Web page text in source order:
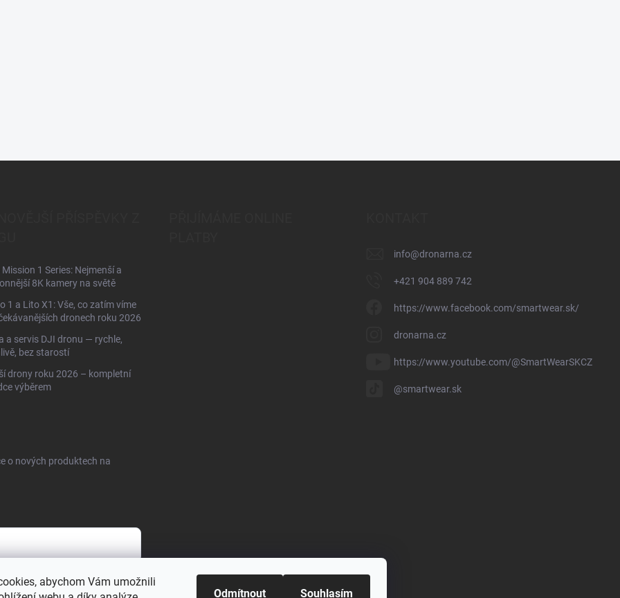
abychom Vám umožnili
Odmítnout Souhlasím
1 Series: Nejmenší a
8K kamery na světě
1 a Lito X1: Vše, co zatím víme
dronech roku 2026
a servis DJI dronu — rychle,
bez starostí
drony roku 2026 – kompletní
výběrem
info@dronarna.cz
+421 904 889 742
https://www.facebook.com/smartwear.sk/
dronarna.cz
https://www.youtube.com/@SmartWearSKCZ
@smartwear.sk
o nových produktech na
údajů